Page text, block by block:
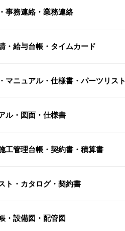
事務連絡・業務連絡
・給与台帳・タイムカード
マニュアル・仕様書・パーツリスト
ル・図面・仕様書
工管理台帳・契約書・積算書
ト・カタログ・契約書
・設備図・配管図